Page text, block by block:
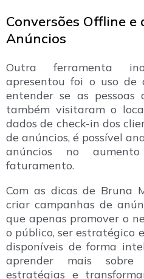
Conversões Offline
Anúncios
Outra ferramenta
apresentou foi o uso de
entender se as pessoas
também visitaram o
dados de check-in dos
de anúncios, é possível
anúncios no
faturamento.
Com as dicas de Bruna
criar campanhas de
que apenas promover o
o público, ser estratégico
disponíveis de forma
aprender mais sobre
estratégias e